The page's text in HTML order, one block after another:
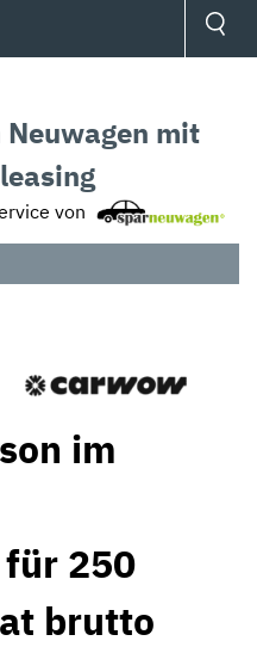
mit
von
im
250
brutto